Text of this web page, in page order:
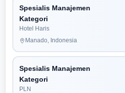
Spesialis Manajemen
Kategori
Hotel Haris
Manado, Indonesia
Spesialis Manajemen
Kategori
PLN